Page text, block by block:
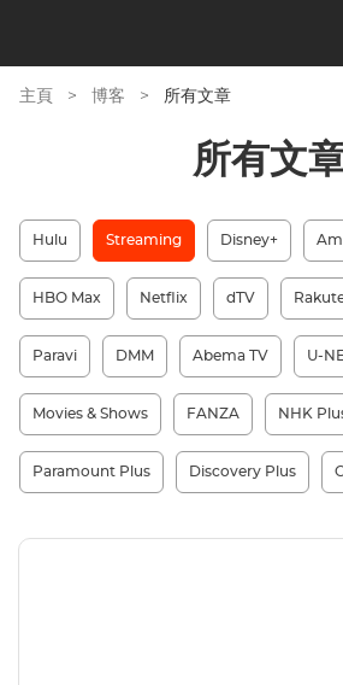
主頁 > 博客 > 所有文章
所有文
Hulu Streaming Disney+
HBO Max Netflix dTV
Paravi DMM Abema TV U-
Movies & Shows FANZA NHK
Paramount Plus Discovery Plus